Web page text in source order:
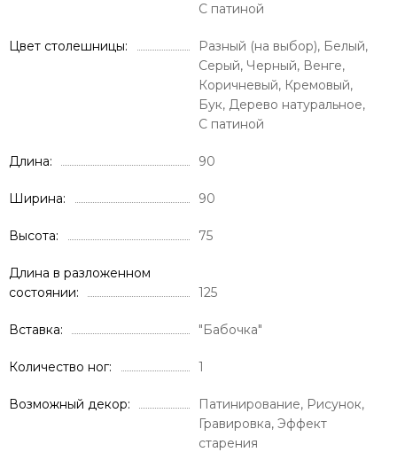
С патиной
Цвет столешницы
Разный (на выбор), Белый,
Серый, Черный, Венге,
Коричневый, Кремовый,
Бук, Дерево натуральное,
С патиной
Длина 90
Ширина 90
Высота 75
Длина в разложенном
состоянии
125
Вставка "Бабочка"
Количество ног 1
Возможный декор
Патинирование, Рисунок,
Гравировка, Эффект
старения